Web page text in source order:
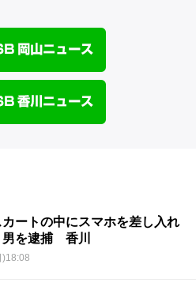
ートの中にスマホを差し入れ
を逮捕 香川